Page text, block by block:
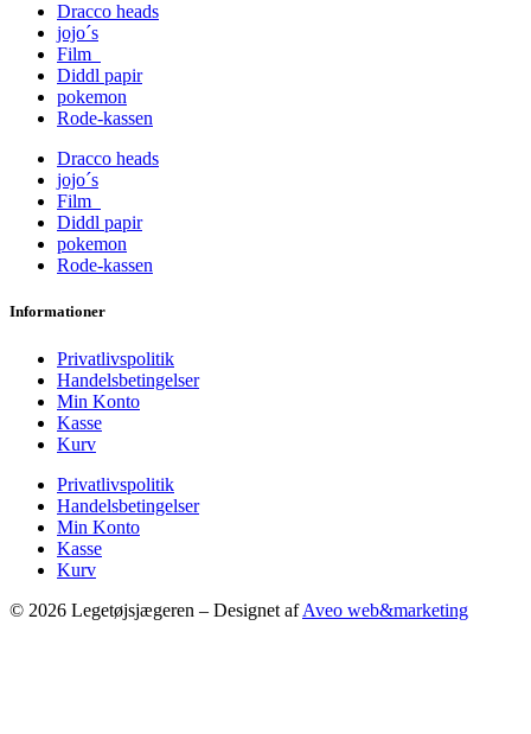
Dracco heads
jojo´s
Film
Diddl papir
pokemon
Rode-kassen
Dracco heads
jojo´s
Film
Diddl papir
pokemon
Rode-kassen
Informationer
Privatlivspolitik
Handelsbetingelser
Min Konto
Kasse
Kurv
Privatlivspolitik
Handelsbetingelser
Min Konto
Kasse
Kurv
© 2026 Legetøjsjægeren – Designet afAveo web&marketing